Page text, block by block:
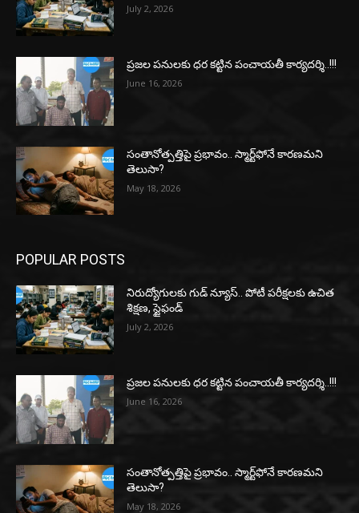
July 2, 2026
ప్రజల పనులకు ధర కట్టిన పంచాయతీ కార్యదర్శి..!!!
June 16, 2026
సంతానోత్పత్తిపై ప్రభావం.. స్మార్ట్‌ఫోనే కారణమని
తెలుసా?
May 18, 2026
POPULAR POSTS
నిరుద్యోగులకు గుడ్ న్యూస్.. పోటీ పరీక్షలకు ఉచిత
శిక్షణ, స్టైఫండ్
July 2, 2026
ప్రజల పనులకు ధర కట్టిన పంచాయతీ కార్యదర్శి..!!!
June 16, 2026
సంతానోత్పత్తిపై ప్రభావం.. స్మార్ట్‌ఫోనే కారణమని
తెలుసా?
May 18, 2026